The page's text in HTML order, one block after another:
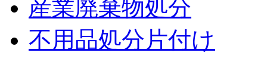
産業廃棄物処分
不用品処分片付け